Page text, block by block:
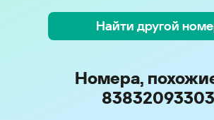
Найти другой
Номера,
83832093303